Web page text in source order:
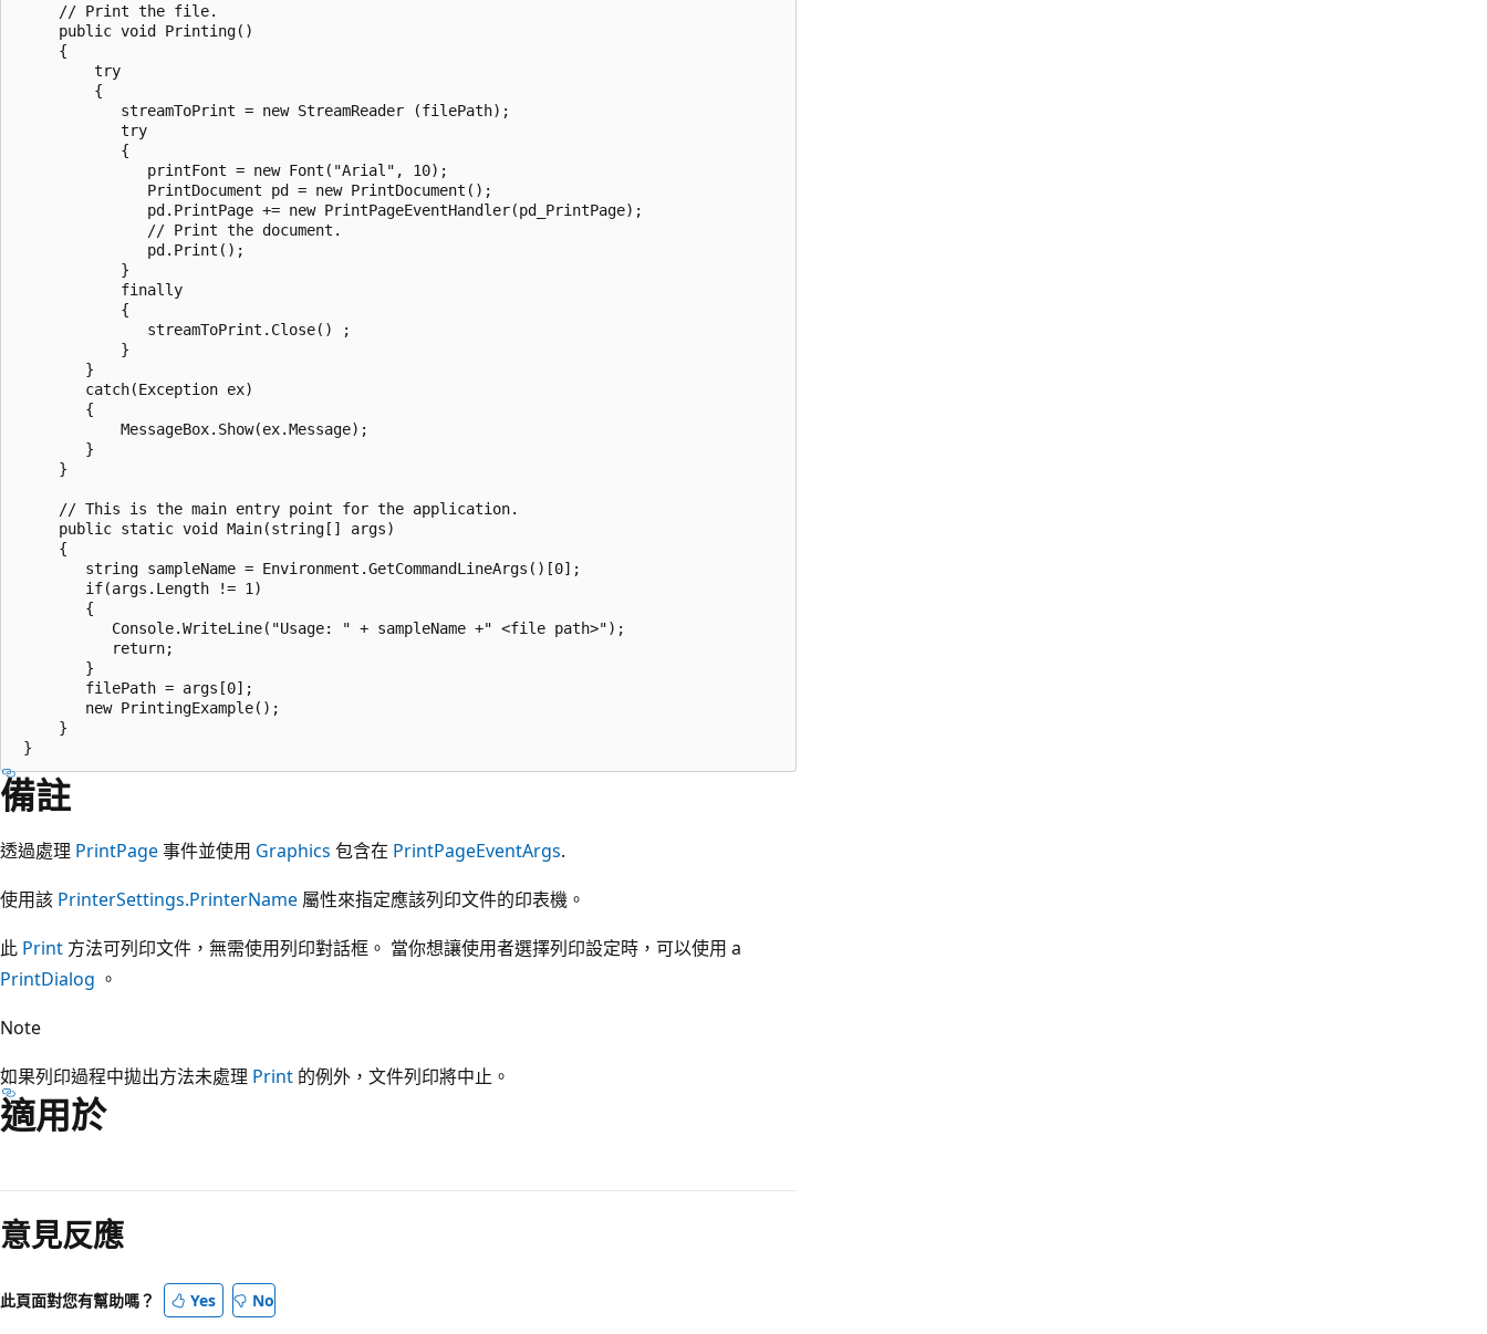
     // Print the file.
     public void Printing()
     {
         try
         {
            streamToPrint = new StreamReader (filePath);
            try
            {
               printFont = new Font("Arial", 10);
               PrintDocument pd = new PrintDocument();
               pd.PrintPage += new PrintPageEventHandler(pd_PrintPage);
               // Print the document.
               pd.Print();
            }
            finally
            {
               streamToPrint.Close() ;
            }
        }
        catch(Exception ex)
        {
            MessageBox.Show(ex.Message);
        }
     }
     // This is the main entry point for the application.
     public static void Main(string[] args)
     {
        string sampleName = Environment.GetCommandLineArgs()[0];
        if(args.Length != 1)
        {
           Console.WriteLine("Usage: " + sampleName +" <file path>");
           return;
        }
        filePath = args[0];
        new PrintingExample();
     }
備註
透過處理 PrintPage事件並使用 Graphics 包含在 PrintPageEventArgs.
使用該 PrinterSettings.PrinterName 屬性來指定應該列印文件的印表機。
此 Print 方法可列印文件，無需使用列印對話框。 當你想讓使用者選擇列印設定時，可以使用 a
PrintDialog 。
Note
如果列印過程中拋出方法未處理 Print 的例外，文件列印將中止。
適用於
意見反應
此頁面對您有幫助嗎？ Yes No